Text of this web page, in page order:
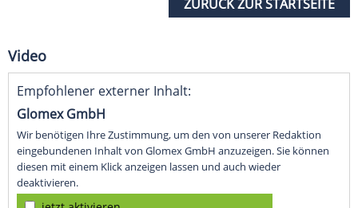
ZURÜCK ZUR STARTSEITE
Video
Empfohlener externer Inhalt:
Glomex GmbH
Wir benötigen Ihre Zustimmung, um den von unserer Redaktion
eingebundenen Inhalt von Glomex GmbH anzuzeigen. Sie können
diesen mit einem Klick anzeigen lassen und auch wieder
deaktivieren.